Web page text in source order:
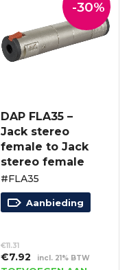
-30%
DAP FLA35 –
Jack stereo
female to Jack
stereo female
#FLA35
Aanbieding
€11.31
Oorspronkelijke
€7.92 Huidige
incl. 21% BTW